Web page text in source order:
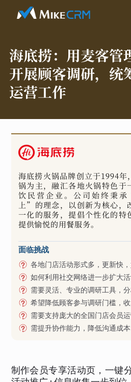
海底捞： 用麦客管
开展顾客调研，统
运营工作
海底捞火锅品牌创立于1994年
锅为主，融汇各地火锅特色于
饮民营企业。公司始终秉
上”的理念，以创新为核心，
一化的服务，提倡个性化的特
提供愉悦的用餐服务。
面临挑战
各地门店活动形式多，更新快
如何利用社交网络进一步扩大
需要灵活、专业的调研工具，
希望降低顾客参与调研门槛，
需要支持庞大的全国门店会员
需提升协作能力，降低沟通成本
制作会员专享活动页，一键